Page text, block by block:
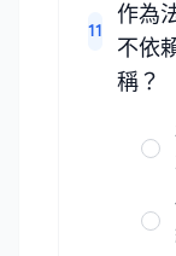
11
作為
不依
稱？